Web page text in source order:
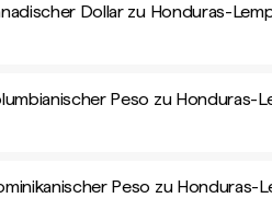
Dollar zu Honduras-
Peso zu Honduras-
Peso zu Honduras-